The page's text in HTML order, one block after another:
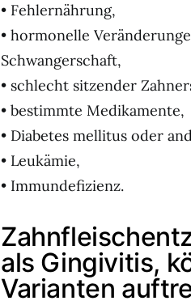
• Fehlernährung,
• hormonelle
Schwangerschaft,
• schlecht sitzender
• bestimmte Medikamente,
• Diabetes mellitus oder
• Leukämie,
• Immundefizienz.
als Gingivitis,
Varianten